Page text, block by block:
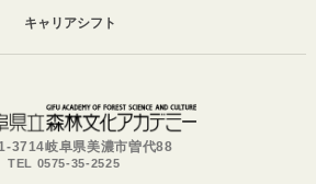
キャリアシフト
3714岐阜県美濃市曽代88
TEL 0575-35-2525